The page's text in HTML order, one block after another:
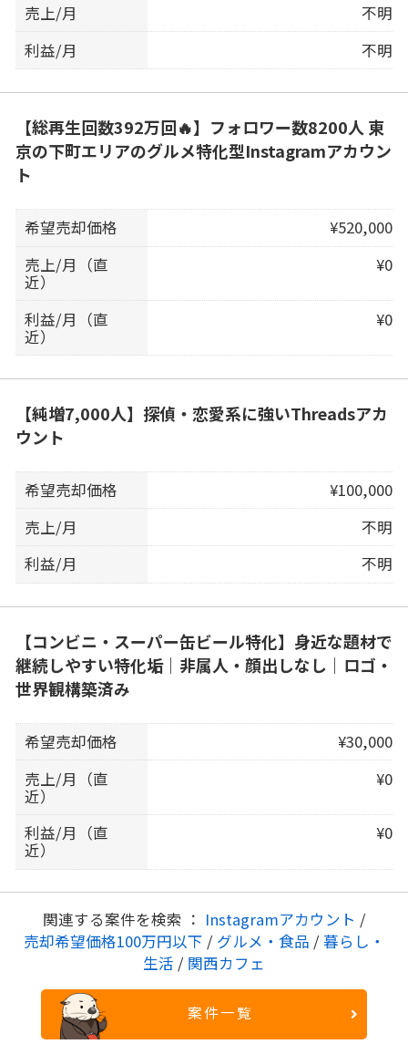
売上/月
不明
利益/月
不明
【総再生回数392万回🔥】フォロワー数8200人 東
京の下町エリアのグルメ特化型Instagramアカウン
ト
希望売却価格
¥520,000
売上/月（直
近）
¥0
利益/月（直
近）
¥0
【純増7,000人】探偵・恋愛系に強いThreadsアカ
ウント
希望売却価格
¥100,000
売上/月
不明
利益/月
不明
【コンビニ・スーパー缶ビール特化】身近な題材で
継続しやすい特化垢｜非属人・顔出しなし｜ロゴ・
世界観構築済み
希望売却価格
¥30,000
売上/月（直
近）
¥0
利益/月（直
近）
¥0
関連する案件を検索 ： Instagramアカウント /
売却希望価格100万円以下 / グルメ・食品 / 暮らし・
生活 / 関西カフェ
案件一覧